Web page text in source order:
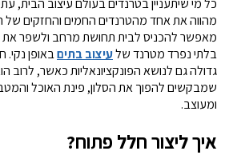
כל מי שיתעניין בטרנדים בעולם עיצוב הבית,
מהווה את אחד מהטרנדים החמים והחזקים של
מאפשר להכניס לבית תחושת מרחב ולשפר את
בלתי נפרד מטרנד שלעיצוב בתיםבאופן נקי.
גדולה גם לנושא הפונקציונאליות כאשר,
שמבקשים להפוך את הסלון, פינת האוכל
ומעוצב.
איך ליצור חלל פתוח?